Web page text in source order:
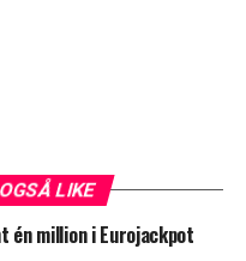
LIKE
én million i Eurojackpot